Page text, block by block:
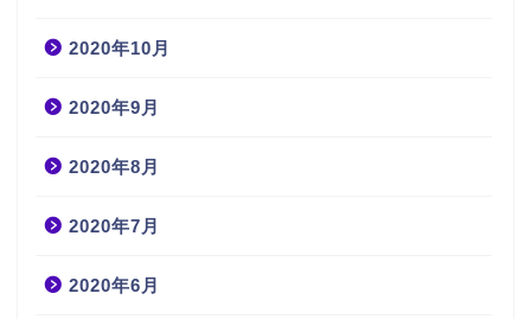
2020年10月
2020年9月
2020年8月
2020年7月
2020年6月